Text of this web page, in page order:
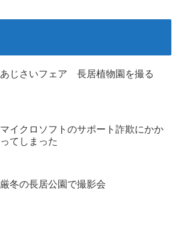
あじさいフェア 長居植物園を撮る
マイクロソフトのサポート詐欺にかか
ってしまった
厳冬の長居公園で撮影会